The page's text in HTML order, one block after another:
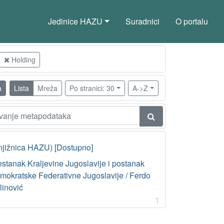
Jedinice HAZU Suradnici O portalu
Holding
Lista Mreža Po stranici: 30 A->Z
HAZU) [Dostupno]
Kraljevine Jugoslavije i postanak
Federativne Jugoslavije / Ferdo
1